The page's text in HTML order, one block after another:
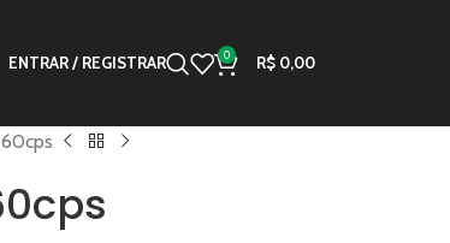
ENTRAR / REGISTRAR 0 R$ 0,00